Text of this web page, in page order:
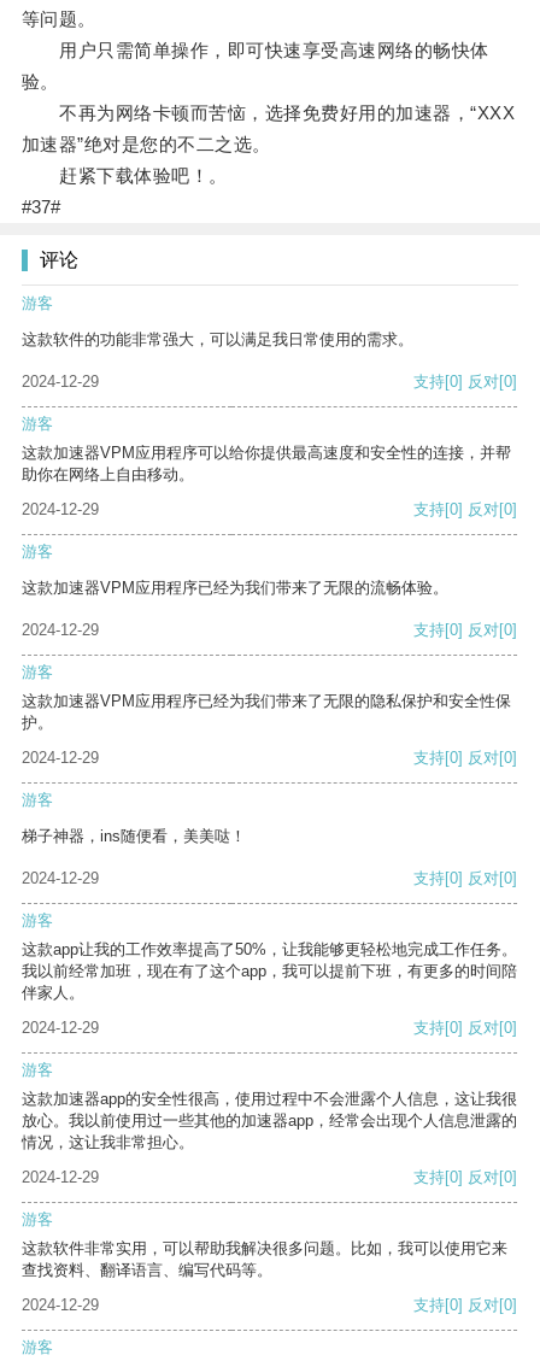
等问题。
用户只需简单操作，即可快速享受高速网络的畅快体
验。
不再为网络卡顿而苦恼，选择免费好用的加速器，“XXX
加速器”绝对是您的不二之选。
赶紧下载体验吧！。
#37#
评论
游客
这款软件的功能非常强大，可以满足我日常使用的需求。
2024-12-29 支持[0] 反对[0]
游客
这款加速器VPM应用程序可以给你提供最高速度和安全性的连接，并帮
助你在网络上自由移动。
2024-12-29
支持[0] 反对[0]
游客
这款加速器VPM应用程序已经为我们带来了无限的流畅体验。
2024-12-29 支持[0] 反对[0]
游客
这款加速器VPM应用程序已经为我们带来了无限的隐私保护和安全性保
护。
2024-12-29
支持[0] 反对[0]
游客
梯子神器，ins随便看，美美哒！
2024-12-29 支持[0] 反对[0]
游客
这款app让我的工作效率提高了50%，让我能够更轻松地完成工作任务。
我以前经常加班，现在有了这个app，我可以提前下班，有更多的时间陪
伴家人。
2024-12-29
支持[0] 反对[0]
游客
这款加速器app的安全性很高，使用过程中不会泄露个人信息，这让我很
放心。我以前使用过一些其他的加速器app，经常会出现个人信息泄露的
情况，这让我非常担心。
2024-12-29
支持[0] 反对[0]
游客
这款软件非常实用，可以帮助我解决很多问题。比如，我可以使用它来
查找资料、翻译语言、编写代码等。
2024-12-29
支持[0] 反对[0]
游客